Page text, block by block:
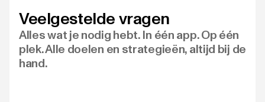
Veelgestelde vragen
Alles wat je nodig hebt. In één app. Op één
plek. Alle doelen en strategieën, altijd bij de
hand.